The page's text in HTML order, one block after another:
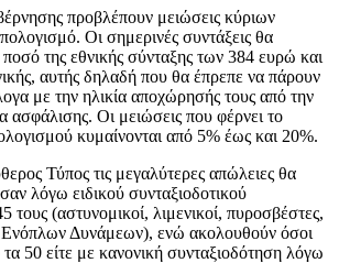
προβλέπουν μειώσεις κύριων
Οι σημερινές συντάξεις θα
της εθνικής σύνταξης των 384 ευρώ και
αυτής δηλαδή που θα έπρεπε να πάρουν
με την ηλικία αποχώρησής τους από την
ασφάλισης. Οι μειώσεις που φέρνει το
κυμαίνονται από 5% έως και 20%.
Τύπος τις μεγαλύτερες απώλειες θα
λόγω ειδικού συνταξιοδοτικού
τους (αστυνομικοί, λιμενικοί, πυροσβέστες,
Ενόπλων Δυνάμεων), ενώ ακολουθούν όσοι
50 είτε με κανονική συνταξιοδότηση λόγω